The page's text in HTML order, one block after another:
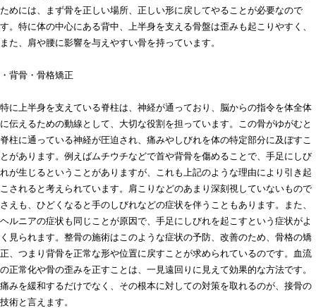
ためには、まず骨を正しい場所、正しい形に戻してやることが必要なので
す。特に体の中心にある背中、上半身を支える骨盤は歪みも起こりやすく、
また、肩や腰に影響を与えやすい骨を持っています。
・背骨・骨格矯正
特に上半身を支えている脊柱は、神経が通っており、脳からの指令を体全体
に伝えるための動線として、大切な役割を担っています。この骨がゆがむと
脊柱に通っている神経が圧迫され、痛みやしびれを体の特定部分に及ぼすこ
とがあります。例えばムチウチなどで首や背骨を傷めることで、手足にしび
れが生じるということがありますが、これも上記のような理由により引き起
こされると考えられています。肩こりなどのあまり深刻視していないもので
さえも、ひどくなると手のしびれなどの症状を伴うこともあります。また、
ヘルニアの症状も同じことが原因で、手足にしびれを起こすという症状がよ
く見られます。整骨の施術はこのような症状の予防、改善のため、骨格の矯
正、つまり背骨を正常な形や位置に戻すことが求められているのです。血流
の正常化や骨の歪みを正すことは、一見遠回りに見えて効果的な方法です。
痛みを緩和するだけでなく、その根本に対しての対策を取れるのが、接骨の
技術と言えます。